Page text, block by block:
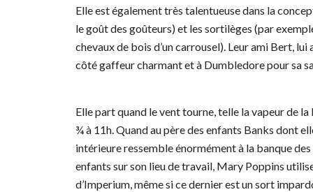
Elle est également très talentueuse dans la
le goût des goûteurs) et les sortilèges (par
chevaux de bois d’un carrousel). Leur ami Bert,
côté gaffeur charmant et à Dumbledore pour sa
Elle part quand le vent tourne, telle la vapeur de
¾ à 11h. Quand au père des enfants Banks dont
intérieure ressemble énormément à la banque
enfants sur son lieu de travail, Mary Poppins
d’Imperium, même si ce dernier est un sort